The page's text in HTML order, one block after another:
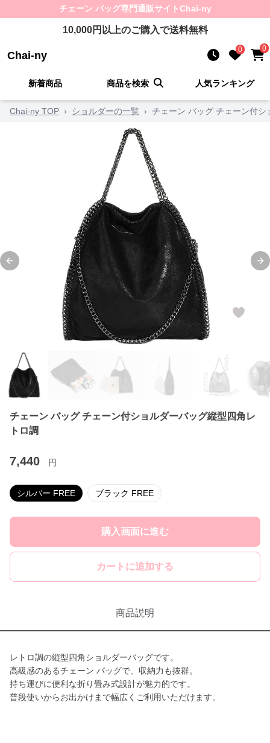
チェーン バッグ専門通販サイトChai-ny
10,000円以上のご購入で送料無料
Chai-ny 0 0
新着商品 商品を検索 人気ランキング
Chai-ny TOP › ショルダーの一覧 › チェーン バッグ チェーン付
Previous slide
チェーン バッグ チェーン付ショルダーバッグ縦型四角レ
トロ調
7,440 円
シルバー FREE ブラック FREE
購入画面に進む
カートに追加する
商品説明
レトロ調の縦型四角ショルダーバッグです。
高級感のあるチェーン バッグで、収納力も抜群。
持ち運びに便利な折り畳み式設計が魅力的です。
普段使いからお出かけまで幅広くご利用いただけます。